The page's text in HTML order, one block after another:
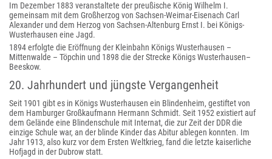
Im Dezember 1883 veranstaltete der preußische König Wilhelm I.
gemeinsam mit dem Großherzog von Sachsen-Weimar-Eisenach Carl
Alexander und dem Herzog von Sachsen-Altenburg Ernst I. bei Königs-
Wusterhausen eine Jagd.
1894 erfolgte die Eröffnung der Kleinbahn Königs Wusterhausen –
Mittenwalde – Töpchin und 1898 die der Strecke Königs Wusterhausen–
Beeskow.
20. Jahrhundert und jüngste Vergangenheit
Seit 1901 gibt es in Königs Wusterhausen ein Blindenheim, gestiftet von
dem Hamburger Großkaufmann Hermann Schmidt. Seit 1952 existiert auf
dem Gelände eine Blindenschule mit Internat, die zur Zeit der DDR die
einzige Schule war, an der blinde Kinder das Abitur ablegen konnten. Im
Jahr 1913, also kurz vor dem Ersten Weltkrieg, fand die letzte kaiserliche
Hofjagd in der Dubrow statt.